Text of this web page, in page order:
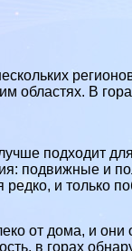
областях. В
подходит
подвижные и
и только
от дома, и
в горах